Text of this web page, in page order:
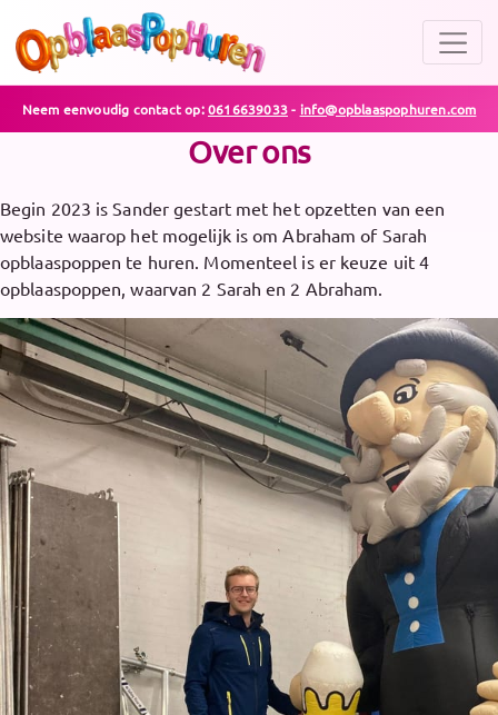
Neem eenvoudig contact op:0616639033- info@opblaaspophuren.com
Over ons
Begin 2023 is Sander gestart met het opzetten van een
website waarop het mogelijk is om Abraham of Sarah
opblaaspoppen te huren. Momenteel is er keuze uit 4
opblaaspoppen, waarvan 2 Sarah en 2 Abraham.